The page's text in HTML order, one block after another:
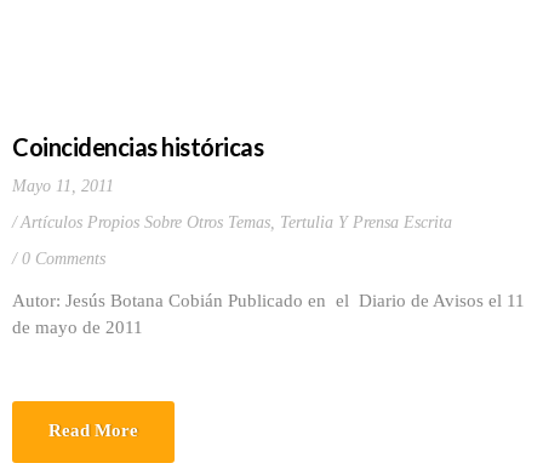
Coincidencias históricas
Mayo 11, 2011
Artículos Propios Sobre Otros Temas, Tertulia Y Prensa Escrita
0 Comments
Autor: Jesús Botana Cobián Publicado en el Diario de Avisos el 11
de mayo de 2011
Read More